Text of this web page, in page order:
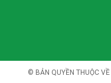
© BẢN QUYỀN THUỘC VỀ